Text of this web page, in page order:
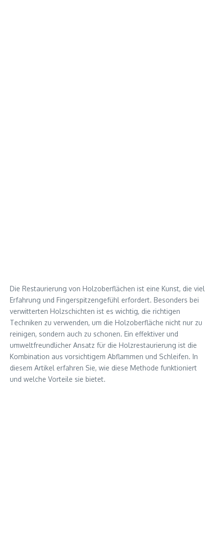
Die Restaurierung von Holzoberflächen ist eine Kunst, die viel
Erfahrung und Fingerspitzengefühl erfordert. Besonders bei
verwitterten Holzschichten ist es wichtig, die richtigen
Techniken zu verwenden, um die Holzoberfläche nicht nur zu
reinigen, sondern auch zu schonen. Ein effektiver und
umweltfreundlicher Ansatz für die Holzrestaurierung ist die
Kombination aus vorsichtigem Abflammen und Schleifen. In
diesem Artikel erfahren Sie, wie diese Methode funktioniert
und welche Vorteile sie bietet.